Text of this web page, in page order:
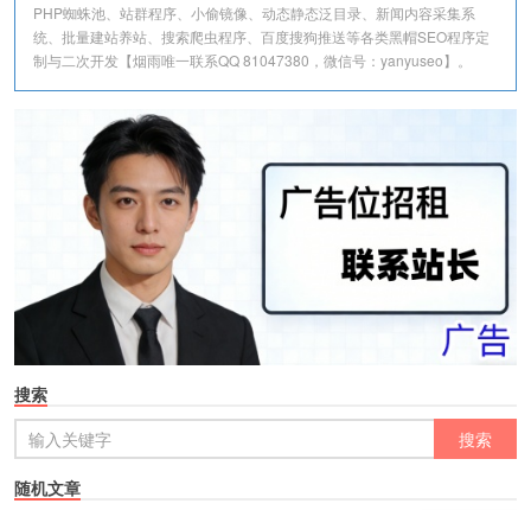
PHP蜘蛛池、站群程序、小偷镜像、动态静态泛目录、新闻内容采集系
统、批量建站养站、搜索爬虫程序、百度搜狗推送等各类黑帽SEO程序定
制与二次开发【烟雨唯一联系QQ 81047380，微信号：yanyuseo】。
搜索
随机文章